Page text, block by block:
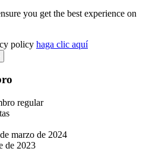
you get the best experience on
policy haga clic aquí
regular
marzo de 2024
de 2023